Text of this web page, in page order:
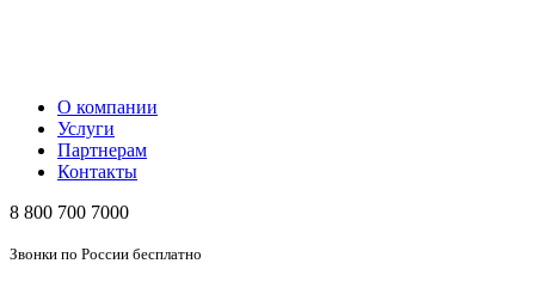
О компании
Услуги
Партнерам
Контакты
8 800 700 7000
Звонки по России бесплатно